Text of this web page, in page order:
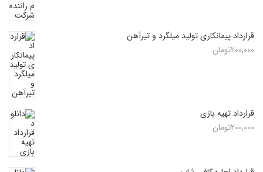
قرارداد پیمانکاری تولید میلگرد و تیرآهن
200,000تومان
قرارداد تهیه بازی
200,000تومان